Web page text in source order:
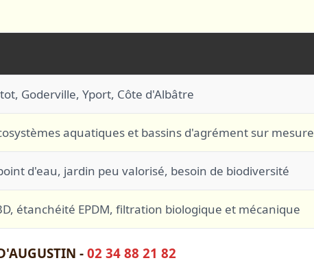
Goderville, Yport, Côte d'Albâtre
aquatiques et bassins d'agrément sur mesure
d'eau, jardin peu valorisé, besoin de biodiversité
étanchéité EPDM, filtration biologique et mécanique
- 02 34 88 21 82